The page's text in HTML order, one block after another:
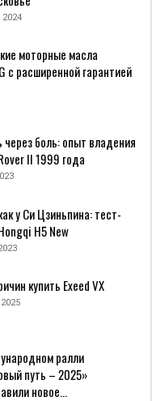
моторные масла
с расширенной гарантией
боль: опыт владения
II 1999 года
у Си Цзиньпина: тест-
H5 New
купить Exeed VX
ралли
путь – 2025»
новое…